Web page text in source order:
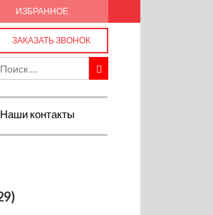
ИЗБРАННОЕ
ЗАКАЗАТЬ ЗВОНОК
Наши контакты